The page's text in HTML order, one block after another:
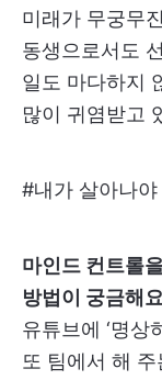
미래가 무궁무
동생으로서도
일도 마다하지
많이 귀염받고
#내가 살아나
마인드 컨트롤
방법이 궁금해
유튜브에 ‘명상
또 팀에서 해